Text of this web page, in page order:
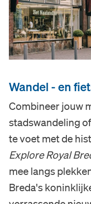
Wandel - en
Combineer jouw
stadswandeling
te voet met de
Explore Royal
mee langs
Breda's